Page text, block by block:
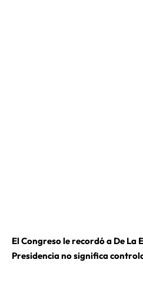
El Congreso le recordó a De La
Presidencia no significa